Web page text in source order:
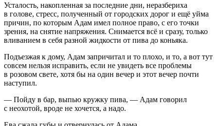
Усталость, накопленная за последние дни, неразбериха
в голове, стресс, полученный от городских дорог и ещё уйма
причин, по которым Адам имел полное право, с его точки
зрения, на снятие напряжения. Снимается всё и сразу, только
вливанием в себя разной жидкости от пива до коньяка.
Подъезжая к дому, Адам запричитал и то плохо, и то, а вот тут
совсем нельзя исправить, если не увидеть все проблемы
в розовом свете, хотя бы на один вечер и этот вечер почти
наступил.
— Пойду в бар, выпью кружку пива, — Адам говорил
с неохотой, вроде не хочется, а надо.